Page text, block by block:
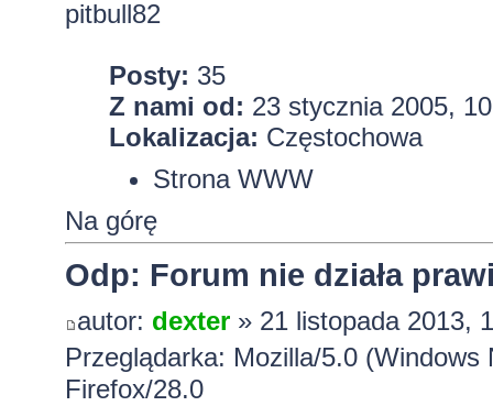
pitbull82
Posty: 35
Z nami od: 23 stycznia 2005,
Lokalizacja: Częstochowa
Strona WWW
Na górę
Odp: Forum nie działa
autor: dexter» 21 listopada 2013,
Przeglądarka: Mozilla/5.0
Firefox/28.0